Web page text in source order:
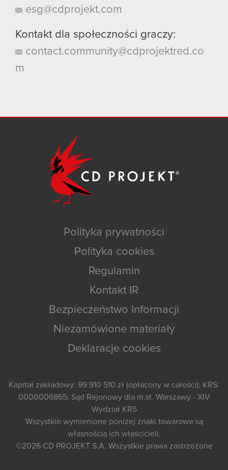
esg@cdprojekt.com
Kontakt dla społeczności graczy:
contact.community@cdprojektred.co
m
Polityka prywatności
Polityka cookies
Regulamin
Kontakt IR
Bezpieczeństwo Informacji
Niezamówione materiały
Deklaracje cookies
Kapitał zakładowy: 99 910 510 zł (opłacony w całości); KRS:
0000006865; Sąd Rejonowy dla m.st. Warszawy - XIV
Wydział KRS
Wszystkie wymienione poniżej znaki towarowe są
własnością ich właścicieli.
©2026 CD PROJEKT S.A. Wszystkie prawa zastrzeżone